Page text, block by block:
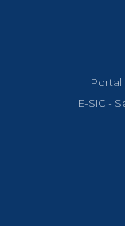
Portal
E-SIC -